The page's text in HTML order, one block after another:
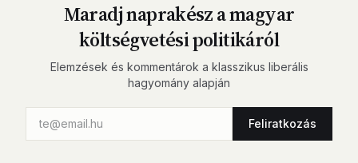
Maradj naprakész a magyar
költségvetési politikáról
Elemzések és kommentárok a klasszikus liberális
hagyomány alapján
Feliratkozás